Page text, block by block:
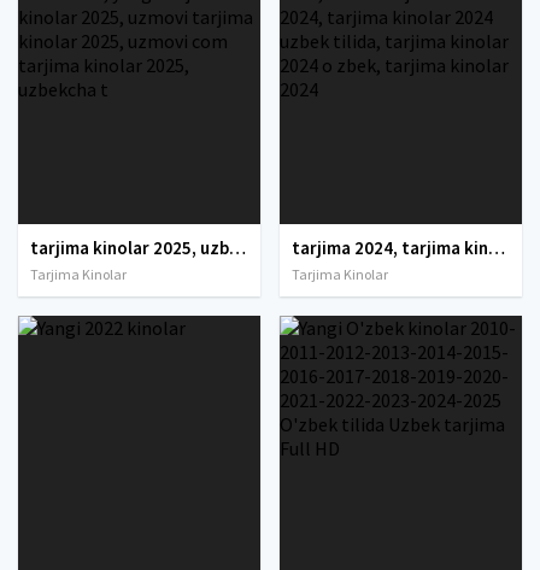
tarjima kinolar 2025, uzbek tarjima kinolar 2025, tarjima kinolar uzbek tilida 2025, tarjima kinolar o zbek 2025, tarjima kinolar o zbek tilida 2025, yangi tarjima kinolar 2025, uzmovi tarjima kinolar 2025, uzmovi com tarjima kinolar 2025, uzbekcha t
Tarjima Kinolar
tarjima 2024, tarjima kinolar 2024, uzbek tarjima 2024, tarjima kinolar tilida tilida 2024, uzbek tilida tarjima 2024, kino tarjima 2024, uzbek tarjima kinolar 2024, tarjima kinolar 2024 uzbek tilida, tarjima kinolar 2024 o zbek, tarjima kinolar 2024
Tarjima Kinolar